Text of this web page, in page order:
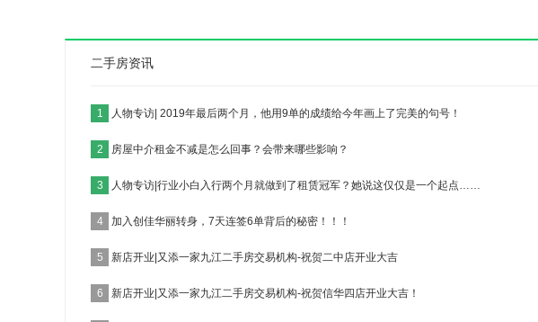
二手房资讯
1 人物专访| 2019年最后两个月，他用9单的成绩给今年画上了完美的句号！
2 房屋中介租金不减是怎么回事？会带来哪些影响？
3 人物专访|行业小白入行两个月就做到了租赁冠军？她说这仅仅是一个起点……
4 加入创佳华丽转身，7天连签6单背后的秘密！！！
5 新店开业|又添一家九江二手房交易机构-祝贺二中店开业大吉
6 新店开业|又添一家九江二手房交易机构-祝贺信华四店开业大吉！